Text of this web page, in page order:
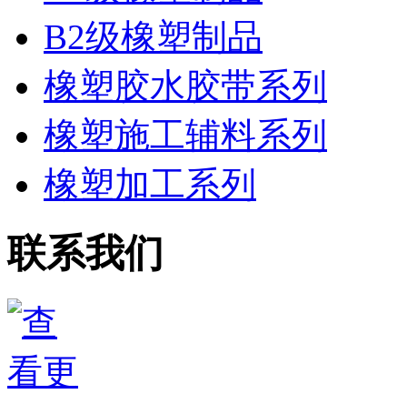
B2级橡塑制品
橡塑胶水胶带系列
橡塑施工辅料系列
橡塑加工系列
联系我们